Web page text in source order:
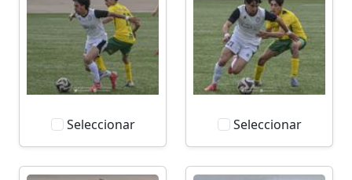
Seleccionar Seleccionar